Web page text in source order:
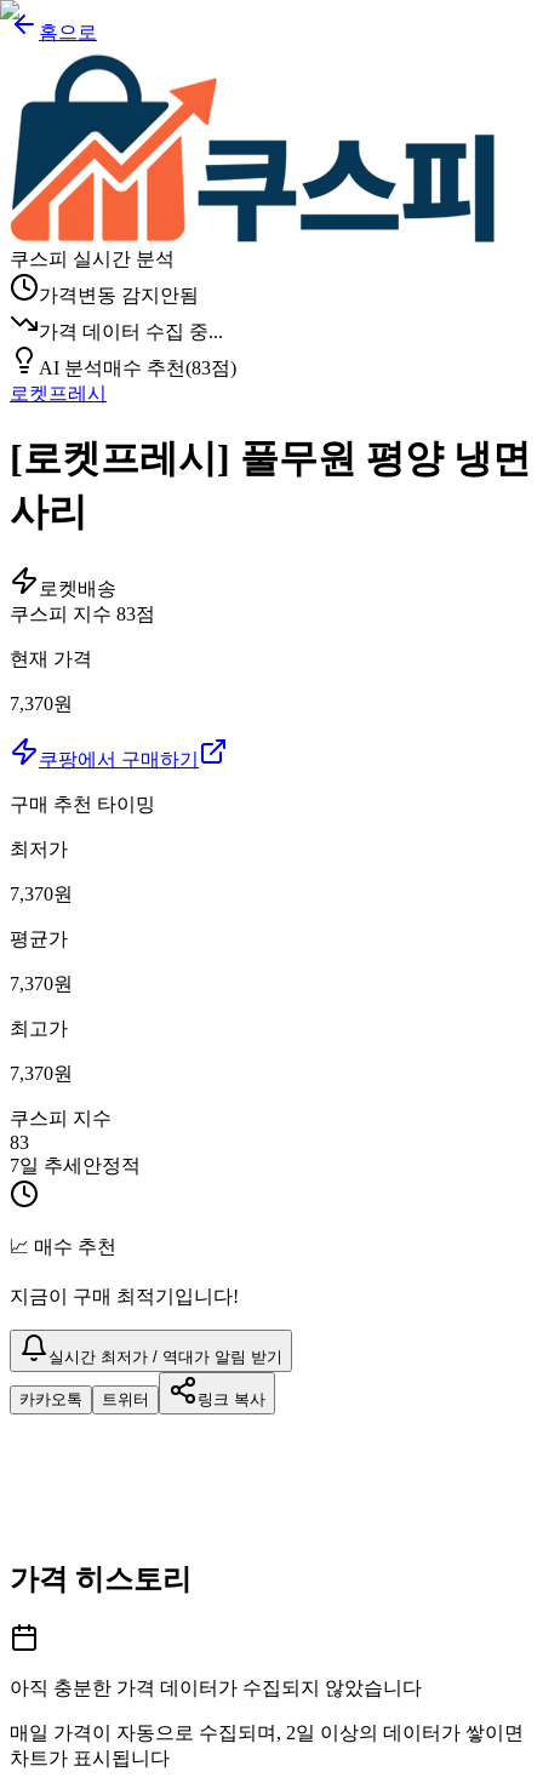
홈으로
쿠스피 실시간 분석
가격변동 감지안됨
가격 데이터 수집 중...
AI 분석매수 추천(83점)
로켓프레시
[로켓프레시] 풀무원 평양 냉면
사리
로켓배송
쿠스피 지수 83점
현재 가격
7,370원
쿠팡에서 구매하기
구매 추천 타이밍
최저가
7,370원
평균가
7,370원
최고가
7,370원
쿠스피 지수
83
7일 추세 안정적
📈 매수 추천
지금이 구매 최적기입니다!
실시간 최저가 / 역대가 알림 받기
카카오톡 트위터 링크 복사
가격 히스토리
아직 충분한 가격 데이터가 수집되지 않았습니다
매일 가격이 자동으로 수집되며, 2일 이상의 데이터가 쌓이면
차트가 표시됩니다